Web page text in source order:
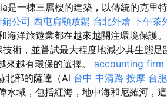
是一棟三層樓的建築，以傳統的克里
公司 西屯肩頸放鬆 台北外燴 下午茶
洋旅遊業都在越來越關注環境保護。
術，並嘗試最大程度地減少其生態足
來越有環保的選擇。 accounting firm
北部的薩達（Al 台中 中清路 按摩 台
水域，包括紅海，地中海和尼羅河，